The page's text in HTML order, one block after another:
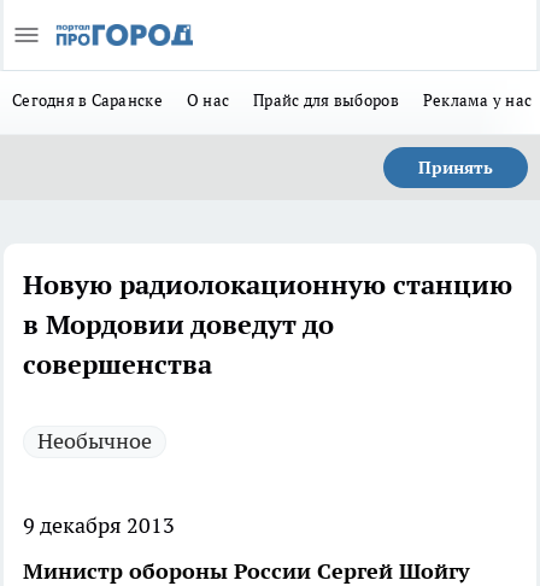
Сегодня в Саранске О нас Прайс для выборов Реклама у нас
Принять
Новую радиолокационную станцию
в Мордовии доведут до
совершенства
Необычное
9 декабря 2013
Министр обороны России Сергей Шойгу